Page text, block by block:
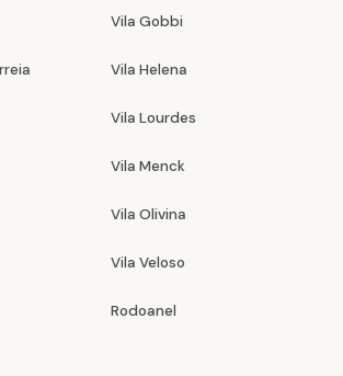
Vila Gobbi
Vila Helena
Vila Lourdes
Vila Menck
Vila Olivina
Vila Veloso
Rodoanel